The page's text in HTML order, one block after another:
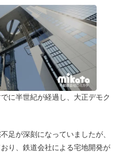
に半世紀が経過し、大正デモク
足が深刻になっていましたが、
り、鉄道会社による宅地開発が